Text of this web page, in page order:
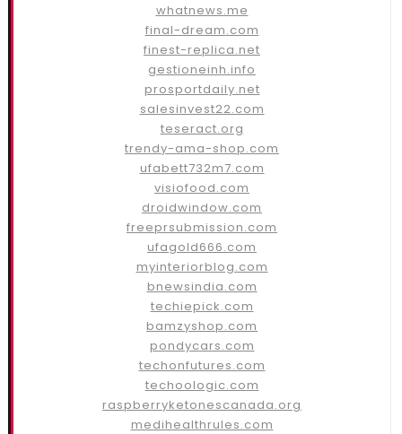
whatnews.me
final-dream.com
finest-replica.net
gestioneinh.info
prosportdaily.net
salesinvest22.com
teseract.org
trendy-ama-shop.com
ufabett732m7.com
visiofood.com
droidwindow.com
freeprsubmission.com
ufagold666.com
myinteriorblog.com
bnewsindia.com
techiepick.com
bamzyshop.com
pondycars.com
techonfutures.com
techoologic.com
raspberryketonescanada.org
medihealthrules.com